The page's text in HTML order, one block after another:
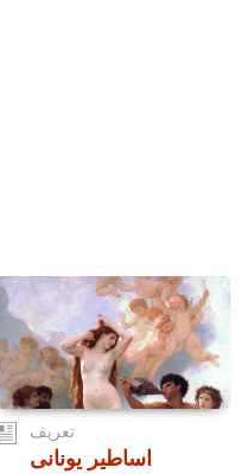
تعریف
اساطیر یونانی